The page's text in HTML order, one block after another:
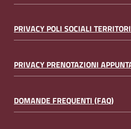
PRIVACY POLI SOCIALI
PRIVACY PRENOTAZIONI
DOMANDE FREQUENTI (FAQ)